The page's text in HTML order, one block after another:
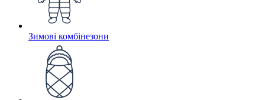
Зимові комбінезони